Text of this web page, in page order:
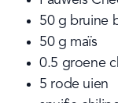
50 g bruine
50 g maïs
0.5 groene
5 rode uien